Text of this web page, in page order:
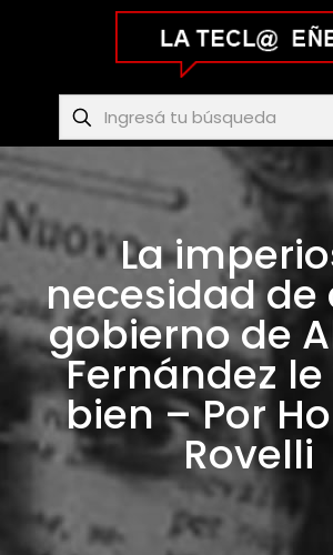
La
necesidad de
gobierno de
Fernández
bien – Por
Rovelli